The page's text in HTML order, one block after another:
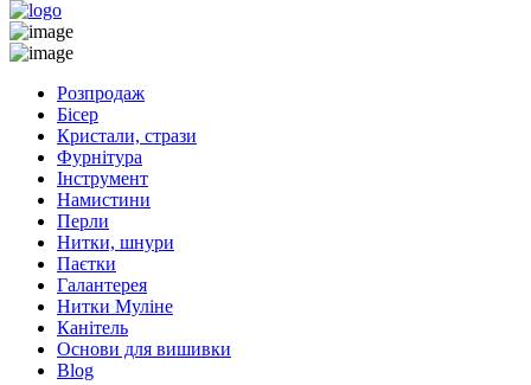
Розпродаж
Бісер
Кристали, стрази
Фурнітура
Інструмент
Намистини
Перли
Нитки, шнури
Паєтки
Галантерея
Нитки Муліне
Канітель
Основи для вишивки
Blog